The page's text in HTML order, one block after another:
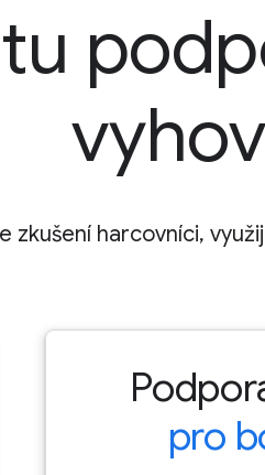
zkušení harcovníci,
pro